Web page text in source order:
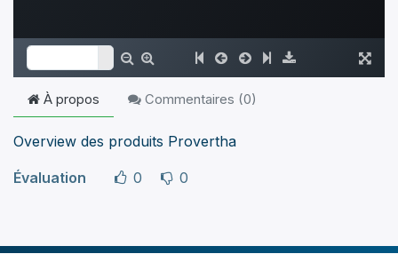
À propos Commentaires (0)
Overview des produits Provertha
Évaluation 0 0